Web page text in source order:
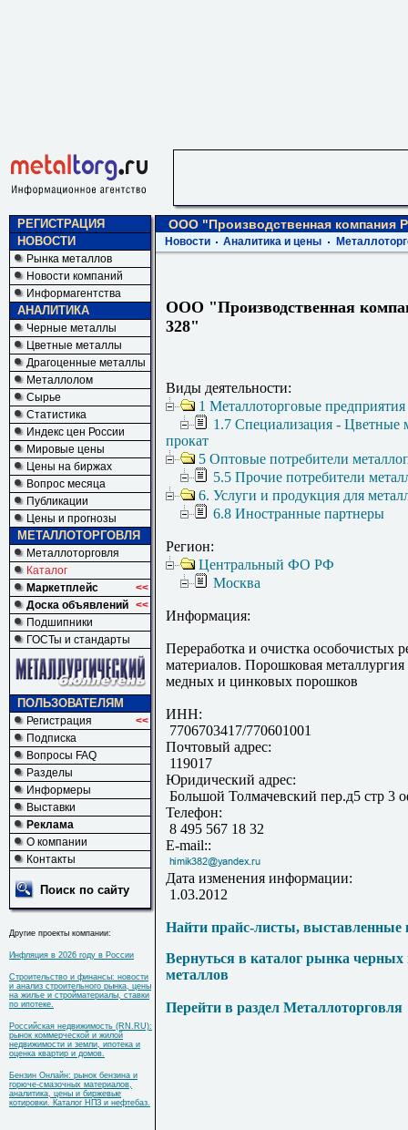
РЕГИСТРАЦИЯ
НОВОСТИ
Рынка металлов
Новости компаний
Информагентства
АНАЛИТИКА
Черные металлы
Цветные металлы
Драгоценные металлы
Металлолом
Сырье
Статистика
Индекс цен России
Мировые цены
Цены на биржах
Вопрос месяца
Публикации
Цены и прогнозы
МЕТАЛЛОТОРГОВЛЯ
Металлоторговля
Каталог
Маркетплейс
<<
Доска объявлений <<
Подшипники
ГОСТы и стандарты
ПОЛЬЗОВАТЕЛЯМ
Регистрация
<<
Подписка
Вопросы FAQ
Разделы
Информеры
Выставки
Реклама
О компании
Контакты
Поиск по сайту
Другие проекты компании:
Инфляция в 2026 году в России
Строительство и финансы: новости
и анализ строительного рынка, цены
на жилье и стройматериалы, ставки
по ипотеке.
Российская недвижимость (RN.RU):
рынок коммерческой и жилой
недвижимости и земли, ипотека и
оценка квартир и домов.
Бензин Онлайн: рынок бензина и
горюче-смазочных материалов,
аналитика, цены и биржевые
котировки. Каталог НПЗ и нефтебаз.
ООО "Производственная компания
Новости Аналитика и цены
ООО "Производственная
328"
Виды деятельности:
1 Металлоторговые
1.7 Специализация - Цветные
прокат
5 Оптовые потребители
5.5 Прочие потребители
6. Услуги и продукция для
6.8 Иностранные партнеры
Регион:
Центральный ФО РФ
Москва
Информация:
Переработка и очистка особочистых
материалов. Порошковая
медных и цинковых порошков
ИНН:
7706703417/770601001
Почтовый адрес:
119017
Юридический адрес:
Большой Толмачевский пер.д5 стр 3
Телефон:
8 495 567 18 32
E-mail::
Дата изменения информации:
1.03.2012
Найти прайс-листы, выставленные
Вернуться в каталог рынка
металлов
Перейти в раздел Металлоторговля